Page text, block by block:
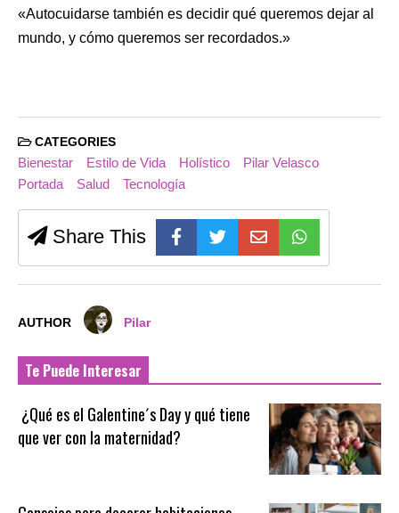
«Autocuidarse también es decidir qué queremos dejar al
mundo, y cómo queremos ser recordados.»
CATEGORIES
Bienestar Estilo de Vida Holístico
Pilar Velasco
Portada
Salud Tecnología
Share This
AUTHOR Pilar
Te Puede Interesar
¿Qué es el Galentine´s Day y qué tiene
que ver con la maternidad?